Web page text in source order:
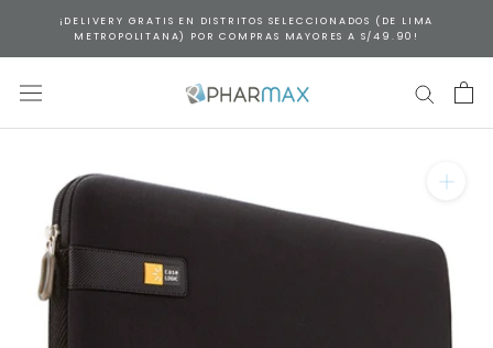
contenido
¡DELIVERY GRATIS EN DISTRITOS SELECCIONADOS (DE LIMA
METROPOLITANA) POR COMPRAS MAYORES A S/49.90!